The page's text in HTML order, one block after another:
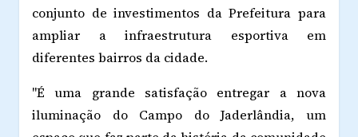
conjunto de investimentos da Prefeitura para
ampliar a infraestrutura esportiva em
diferentes bairros da cidade.
"É uma grande satisfação entregar a nova
iluminação do Campo do Jaderlândia, um